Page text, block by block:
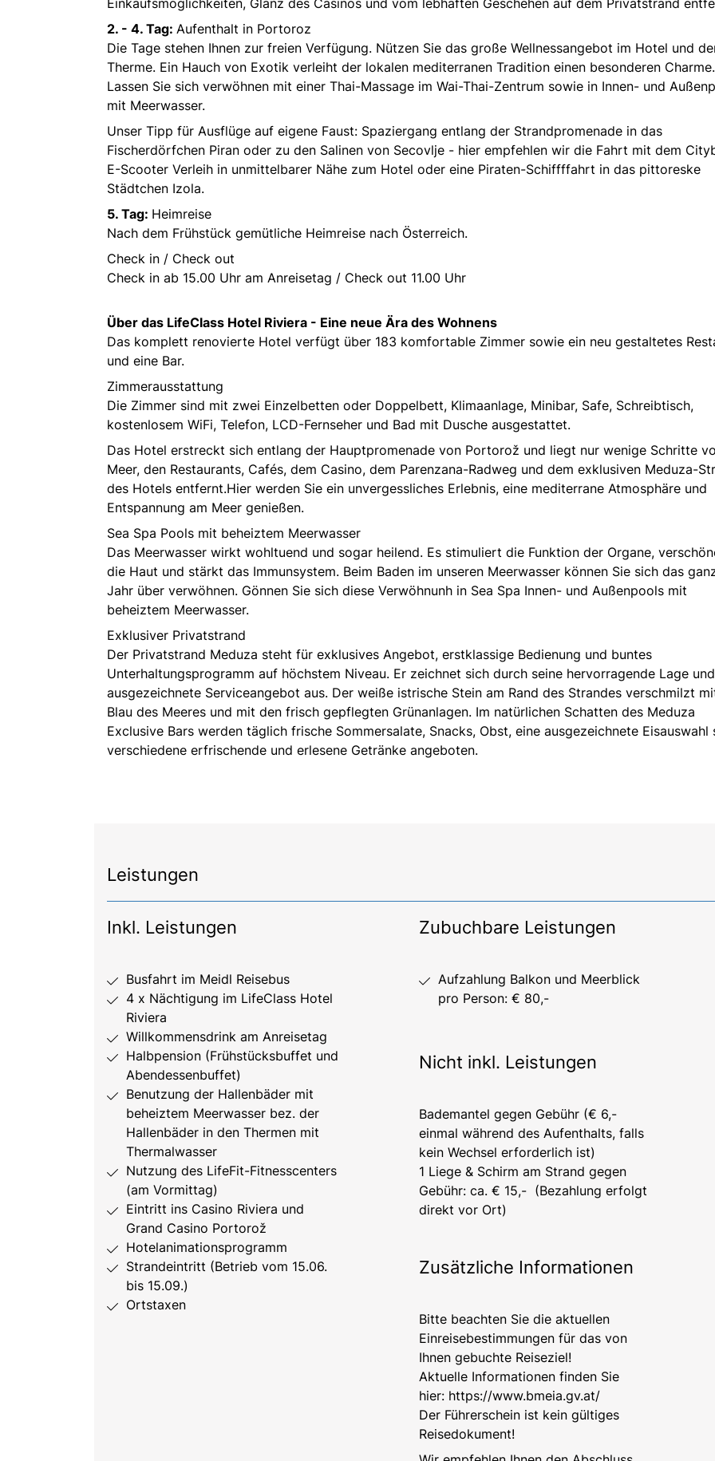
2. - 4. Tag: Aufenthalt in Portoroz
Die Tage stehen Ihnen zur freien Verfügung. Nützen Sie das große Wellnessangebot im Hotel und
Therme. Ein Hauch von Exotik verleiht der lokalen mediterranen Tradition einen besonderen Charme.
Lassen Sie sich verwöhnen mit einer Thai-Massage im Wai-Thai-Zentrum sowie in Innen- und
mit Meerwasser.
Unser Tipp für Ausflüge auf eigene Faust: Spaziergang entlang der Strandpromenade in das
Fischerdörfchen Piran oder zu den Salinen von Secovlje - hier empfehlen wir die Fahrt mit dem
E-Scooter Verleih in unmittelbarer Nähe zum Hotel oder eine Piraten-Schiffffahrt in das pittoreske
Städtchen Izola.
5. Tag: Heimreise
Nach dem Frühstück gemütliche Heimreise nach Österreich.
Check in / Check out
Check in ab 15.00 Uhr am Anreisetag / Check out 11.00 Uhr
Über das LifeClass Hotel Riviera - Eine neue Ära des Wohnens
Das komplett renovierte Hotel verfügt über 183 komfortable Zimmer sowie ein neu gestaltetes
und eine Bar.
Zimmerausstattung
Die Zimmer sind mit zwei Einzelbetten oder Doppelbett, Klimaanlage, Minibar, Safe, Schreibtisch,
kostenlosem WiFi, Telefon, LCD-Fernseher und Bad mit Dusche ausgestattet.
Das Hotel erstreckt sich entlang der Hauptpromenade von Portorož und liegt nur wenige Schritte
Meer, den Restaurants, Cafés, dem Casino, dem Parenzana-Radweg und dem exklusiven Meduza-
des Hotels entfernt.Hier werden Sie ein unvergessliches Erlebnis, eine mediterrane Atmosphäre und
Entspannung am Meer genießen.
Sea Spa Pools mit beheiztem Meerwasser
Das Meerwasser wirkt wohltuend und sogar heilend. Es stimuliert die Funktion der Organe,
die Haut und stärkt das Immunsystem. Beim Baden im unseren Meerwasser können Sie sich das
Jahr über verwöhnen. Gönnen Sie sich diese Verwöhnunh in Sea Spa Innen- und Außenpools mit
beheiztem Meerwasser.
Exklusiver Privatstrand
Der Privatstrand Meduza steht für exklusives Angebot, erstklassige Bedienung und buntes
Unterhaltungsprogramm auf höchstem Niveau. Er zeichnet sich durch seine hervorragende Lage
ausgezeichnete Serviceangebot aus. Der weiße istrische Stein am Rand des Strandes verschmilzt
Blau des Meeres und mit den frisch gepflegten Grünanlagen. Im natürlichen Schatten des Meduza
Exclusive Bars werden täglich frische Sommersalate, Snacks, Obst, eine ausgezeichnete Eisauswahl
verschiedene erfrischende und erlesene Getränke angeboten.
Leistungen
Inkl. Leistungen
Busfahrt im Meidl Reisebus
4 x Nächtigung im LifeClass Hotel
Riviera
Willkommensdrink am Anreisetag
Halbpension (Frühstücksbuffet und
Abendessenbuffet)
Benutzung der Hallenbäder mit
beheiztem Meerwasser bez. der
Hallenbäder in den Thermen mit
Thermalwasser
Nutzung des LifeFit-Fitnesscenters
(am Vormittag)
Eintritt ins Casino Riviera und
Grand Casino Portorož
Hotelanimationsprogramm
Strandeintritt (Betrieb vom 15.06.
bis 15.09.)
Ortstaxen
Zubuchbare Leistungen
Aufzahlung Balkon und Meerblick
pro Person: € 80,-
Nicht inkl. Leistungen
Bademantel gegen Gebühr (€ 6,-
einmal während des Aufenthalts, falls
kein Wechsel erforderlich ist)
1 Liege & Schirm am Strand gegen
Gebühr: ca. € 15,- (Bezahlung erfolgt
direkt vor Ort)
Zusätzliche Informationen
Bitte beachten Sie die aktuellen
Einreisebestimmungen für das von
Ihnen gebuchte Reiseziel!
Aktuelle Informationen finden Sie
hier: https://www.bmeia.gv.at/
Der Führerschein ist kein gültiges
Reisedokument!